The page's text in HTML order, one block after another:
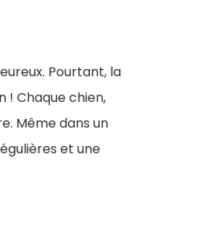
Pourtant, la
! Chaque chien,
Même dans un
et une